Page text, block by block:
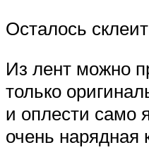
Осталось
Из лент можно
только
и оплести само
очень нарядная